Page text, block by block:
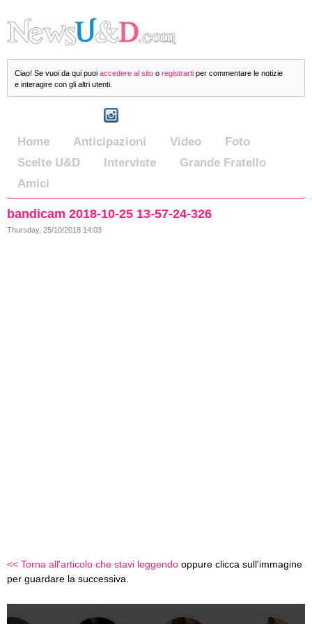
Ciao! Se vuoi da qui puoi accedere al sito o registrarti per commentare le notizie
e interagire con gli altri utenti.
Home Anticipazioni Video
Foto
Scelte U&D
Interviste
Grande Fratello
Amici
bandicam 2018-10-25 13-57-24-326
Thursday, 25/10/2018 14:03
<< Torna all'articolo che stavi leggendo oppure clicca sull'immagine
per guardare la successiva.